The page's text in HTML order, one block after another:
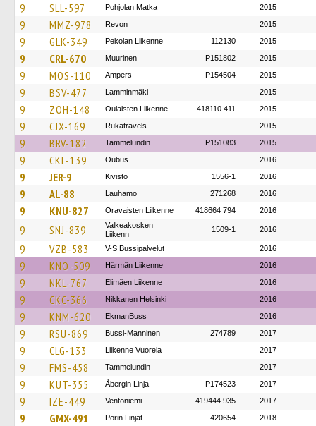
9 SLL-597 Pohjolan Matka 2015
9 MMZ-978 Revon 2015
9 GLK-349 Pekolan Liikenne 112130 2015
9 CRL-670 Muurinen P151802 2015
9 MOS-110 Ampers P154504 2015
9 BSV-477 Lamminmäki 2015
9 ZOH-148 Oulaisten Liikenne 418110 411 2015
9 CJX-169 Rukatravels 2015
9 BRV-182 Tammelundin P151083 2015
9 CKL-139 Oubus 2016
9 JER-9 Kivistö 1556-1 2016
9 AL-88 Lauhamo 271268 2016
9 KNU-827 Oravaisten Liikenne 418664 794 2016
9 SNJ-839
Valkeakosken
Liikenn
1509-1 2016
9 VZB-583 V-S Bussipalvelut 2016
9 KNO-509 Härmän Liikenne 2016
9 NKL-767 Elimäen Liikenne 2016
9 CKC-366 Nikkanen Helsinki 2016
9 KNM-620 EkmanBuss 2016
9 RSU-869 Bussi-Manninen 274789 2017
9 CLG-133 Liikenne Vuorela 2017
9 FMS-458 Tammelundin 2017
9 KUT-355 Åbergin Linja P174523 2017
9 IZE-449 Ventoniemi 419444 935 2017
9 GMX-491 Porin Linjat 420654 2018